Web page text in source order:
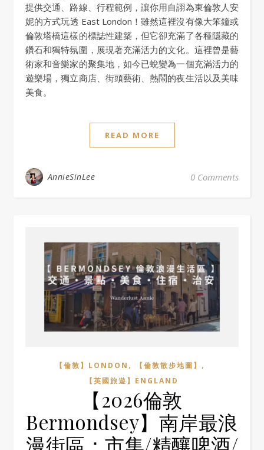
提供交通、路線、行程範例，讓你用自詡為東倫敦人安
妮的方式玩透 East London！雖然這裡沒有像大笨鐘或
倫敦塔橋這樣的標誌性建築，但它卻充滿了各種隱藏的
鑽石和獨特氛圍，展現著充滿活力的文化。這裡曾是藝
術家和音樂家的聚集地，如今已蛻變為一個充滿活力的
遊樂場，獨立商店、街頭藝術、熱鬧的夜生活以及美味
美食。
READ MORE
AnnieSinLee 0 Comments
【倫敦】LONDON , 【倫敦散步地圖】 ,
【英國旅遊】ENGLAND
【2026倫敦
Bermondsey】南岸最浪
漫街區：市集/精釀啤酒/